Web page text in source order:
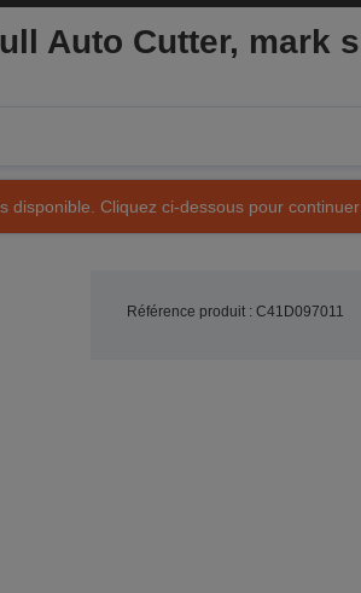
Auto Cutter, mark
disponible. Cliquez ci-dessous pour
Référence produit : C41D097011